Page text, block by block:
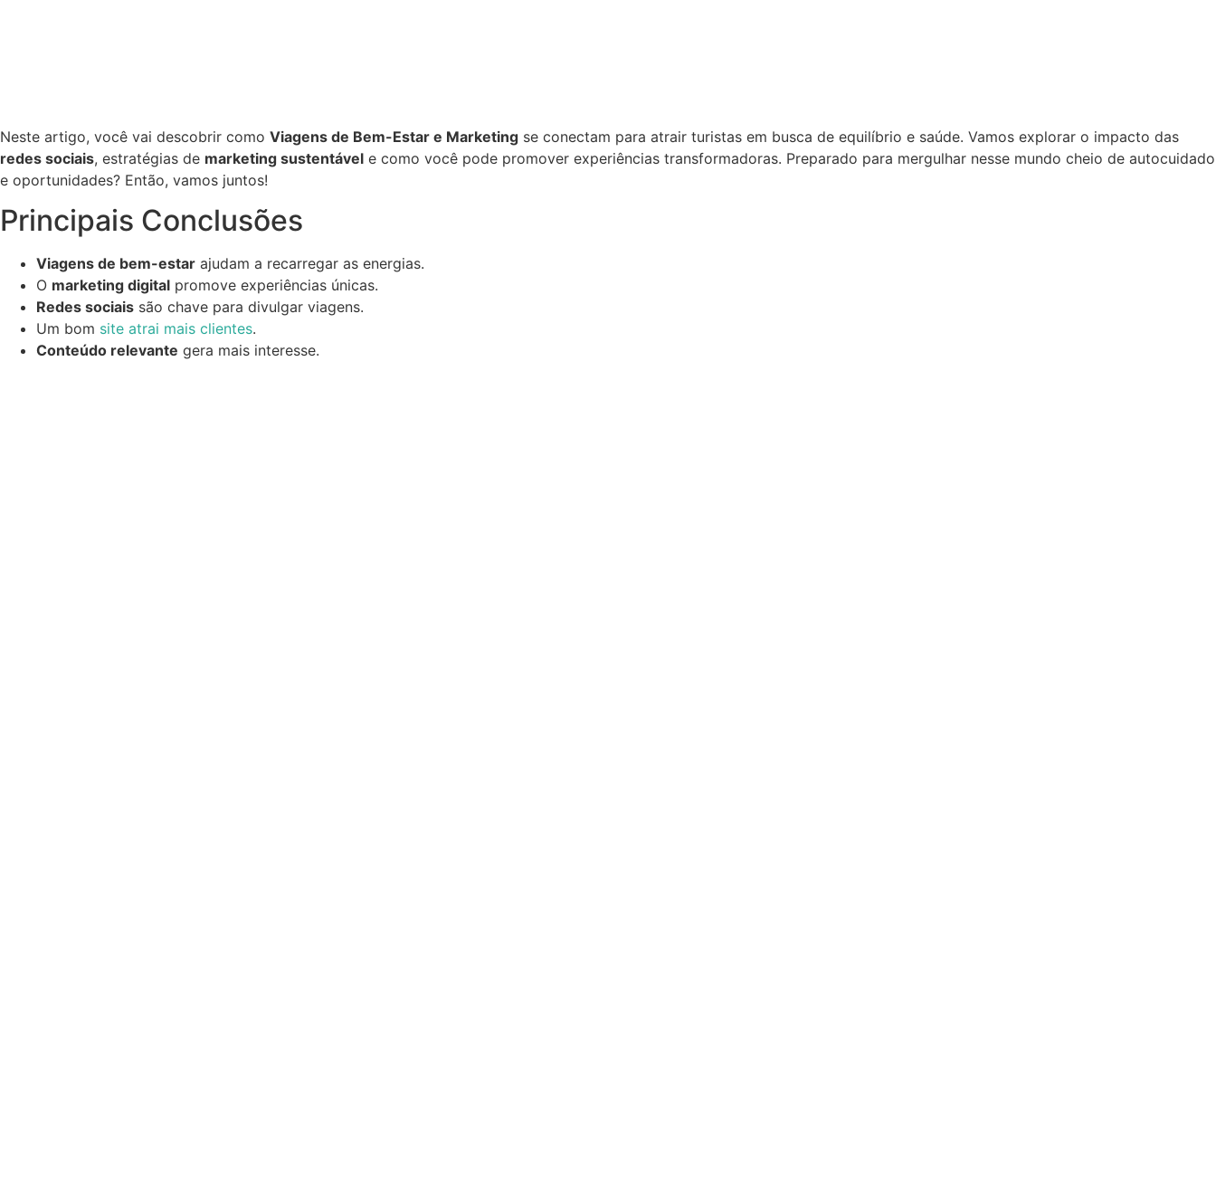
Neste artigo, você vai descobrir como Viagens de Bem-Estar e Marketing se conectam para atrair turistas em busca de equilíbrio e saúde. Vamos explorar o impacto das
redes sociais, estratégias de marketing sustentável e como você pode promover experiências transformadoras. Preparado para mergulhar nesse mundo cheio de autocuidado
e oportunidades? Então, vamos juntos!
Principais Conclusões
Viagens de bem-estar ajudam a recarregar as energias.
O marketing digital promove experiências únicas.
Redes sociais são chave para divulgar viagens.
Um bom site atrai mais clientes.
Conteúdo relevante gera mais interesse.